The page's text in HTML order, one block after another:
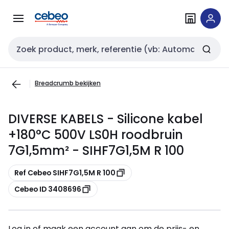
naar
naar
Zoekveld invoer
Breadcrumb bekijken
DIVERSE KABELS - Silicone kabel
+180°C 500V LS0H roodbruin
7G1,5mm² - SIHF7G1,5M R 100
Kopiëren
Ref Cebeo SIHF7G1,5M R 100
Kopiëren
Cebeo ID 3408696